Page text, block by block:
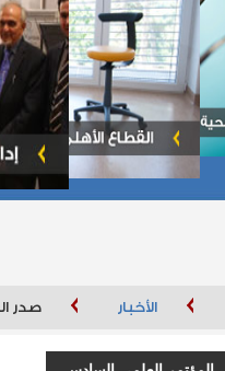
الأخبار صدر